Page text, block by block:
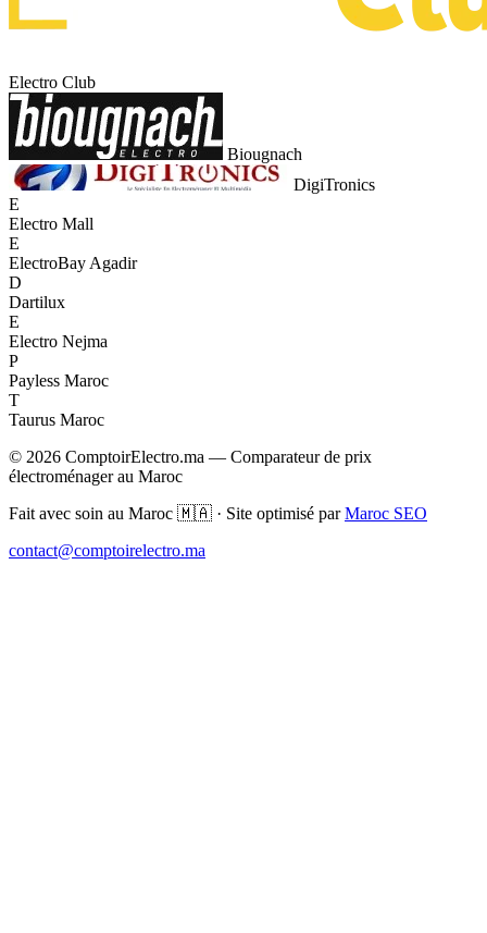
Electro Club
Biougnach
DigiTronics
E
Electro Mall
E
ElectroBay Agadir
D
Dartilux
E
Electro Nejma
P
Payless Maroc
T
Taurus Maroc
© 2026 ComptoirElectro.ma — Comparateur de prix
électroménager au Maroc
Fait avec soin au Maroc 🇲🇦 · Site optimisé parMaroc SEO
contact@comptoirelectro.ma